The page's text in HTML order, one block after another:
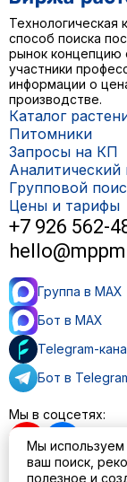
способ поиска
рынок концепцию
участники
информации о
производстве.
Каталог
Питомники
Запросы на КП
Аналитический
Групповой
Цены и тарифы
+7 926 562-
Группа в MAX
Бот в MAX
Telegram-
Бот в
Мы в соцсетях:
Мы используем
ваш поиск,
полезное и